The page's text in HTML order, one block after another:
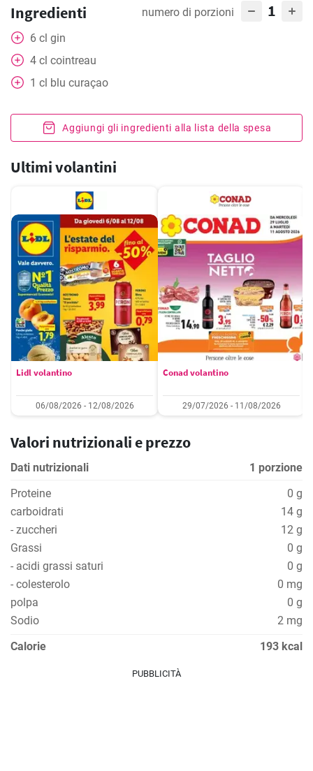
Ingredienti numero di porzioni 1
6 cl gin
4 cl cointreau
1 cl blu curaçao
Aggiungi gli ingredienti alla lista della spesa
Ultimi volantini
Lidl volantino
06/08/2026 - 12/08/2026
Conad volantino
29/07/2026 - 11/08/2026
Valori nutrizionali e prezzo
Dati nutrizionali
1 porzione
Proteine
0 g
carboidrati
14 g
- zuccheri
12 g
Grassi
0 g
- acidi grassi saturi
0 g
- colesterolo
0 mg
polpa
0 g
Sodio
2 mg
Calorie
193 kcal
PUBBLICITÀ